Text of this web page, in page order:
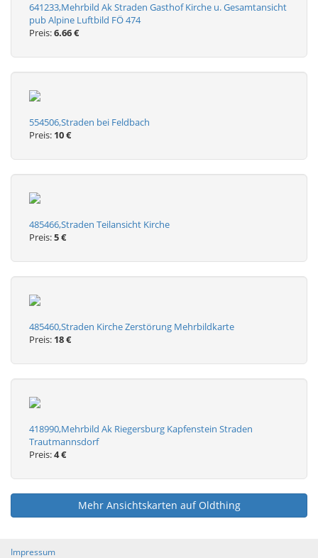
641233,Mehrbild Ak Straden Gasthof Kirche u. Gesamtansicht
pub Alpine Luftbild FÖ 474
Preis:6.66 €
554506,Straden bei Feldbach
Preis: 10 €
485466,Straden Teilansicht Kirche
Preis:5 €
485460,Straden Kirche Zerstörung Mehrbildkarte
Preis: 18 €
418990,Mehrbild Ak Riegersburg Kapfenstein Straden
Trautmannsdorf
Preis:4 €
Mehr Ansichtskarten auf Oldthing
Impressum